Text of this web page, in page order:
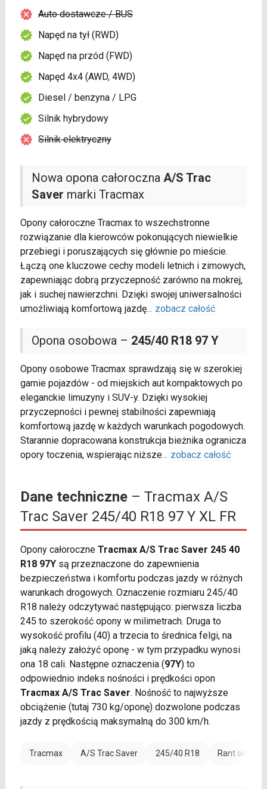
Nowa opona całoroczna A/S Trac
Saver marki Tracmax
Opony całoroczne Tracmax to wszechstronne
rozwiązanie dla kierowców pokonujących niewielkie
przebiegi i poruszających się głównie po mieście.
Łączą one kluczowe cechy modeli letnich i zimowych,
zapewniając dobrą przyczepność zarówno na mokrej,
jak i suchej nawierzchni. Dzięki swojej uniwersalności
umożliwiają komfortową jazdę... zobacz całość
Opona osobowa – 245/40 R18 97 Y
Opony osobowe Tracmax sprawdzają się w szerokiej
gamie pojazdów - od miejskich aut kompaktowych po
eleganckie limuzyny i SUV-y. Dzięki wysokiej
przyczepności i pewnej stabilności zapewniają
komfortową jazdę w każdych warunkach pogodowych.
Starannie dopracowana konstrukcja bieżnika ogranicza
opory toczenia, wspierając niższe... zobacz całość
Auto dostawcze / BUS
Napęd na tył (RWD)
Napęd na przód (FWD)
Napęd 4x4 (AWD, 4WD)
Diesel / benzyna / LPG
Silnik hybrydowy
Silnik elektryczny
Dane techniczne– Tracmax A/S
Trac Saver 245/40 R18 97 Y XL FR
Opony całoroczne Tracmax A/S Trac Saver 245 40
R18 97Ysą przeznaczone do zapewnienia
bezpieczeństwa i komfortu podczas jazdy w różnych
warunkach drogowych. Oznaczenie rozmiaru 245/40
R18 należy odczytywać następująco: pierwsza liczba
245 to szerokość opony w milimetrach. Druga to
wysokość profilu (40) a trzecia to średnica felgi, na
jaką należy założyć oponę - w tym przypadku wynosi
ona 18 cali. Następne oznaczenia (97Y) to
odpowiednio indeks nośności i prędkości opon
Tracmax A/S Trac Saver. Nośność to najwyższe
obciążenie (tutaj 730 kg/oponę) dozwolone podczas
jazdy z prędkością maksymalną do 300 km/h.
Tracmax A/S Trac Saver 245/40 R18 Rant